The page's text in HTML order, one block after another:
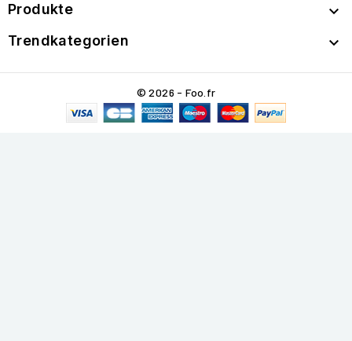
Produkte 
Trendkategorien 
© 2026 - Foo.fr